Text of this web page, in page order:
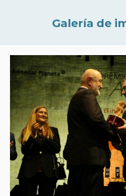
Galería de